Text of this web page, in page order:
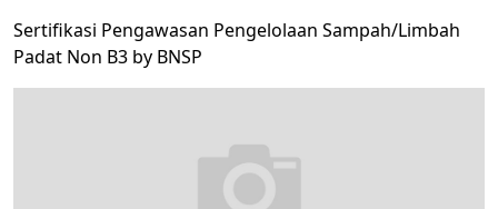
Sertifikasi Pengawasan Pengelolaan Sampah/Limbah
Padat Non B3 by BNSP